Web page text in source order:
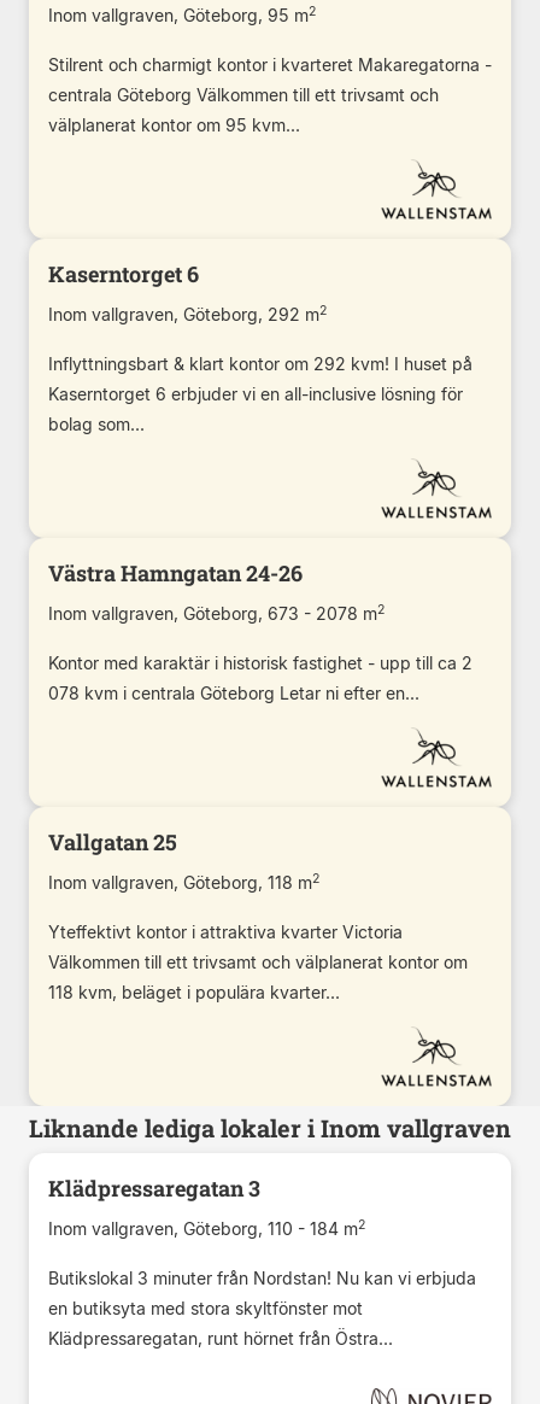
Inom vallgraven, Göteborg, 95 m2
Stilrent och charmigt kontor i kvarteret Makaregatorna -
centrala Göteborg Välkommen till ett trivsamt och
välplanerat kontor om 95 kvm...
Kaserntorget 6
Inom vallgraven, Göteborg, 292 m2
Inflyttningsbart & klart kontor om 292 kvm! I huset på
Kaserntorget 6 erbjuder vi en all-inclusive lösning för
bolag som...
Västra Hamngatan 24-26
Inom vallgraven, Göteborg, 673 - 2078 m2
Kontor med karaktär i historisk fastighet - upp till ca 2
078 kvm i centrala Göteborg Letar ni efter en...
Vallgatan 25
Inom vallgraven, Göteborg, 118 m2
Yteffektivt kontor i attraktiva kvarter Victoria
Välkommen till ett trivsamt och välplanerat kontor om
118 kvm, beläget i populära kvarter...
Liknande lediga lokaler i Inom vallgraven
Klädpressaregatan 3
Inom vallgraven, Göteborg, 110 - 184 m2
Butikslokal 3 minuter från Nordstan! Nu kan vi erbjuda
en butiksyta med stora skyltfönster mot
Klädpressaregatan, runt hörnet från Östra...